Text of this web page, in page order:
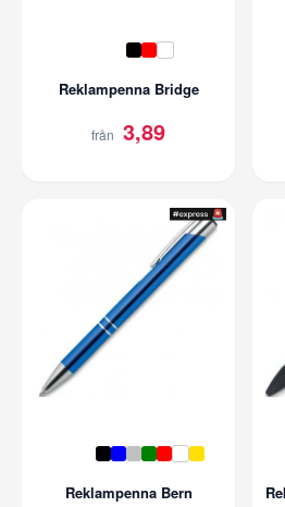
Reklampenna Bridge
från 3,89
Reklampenna Bern